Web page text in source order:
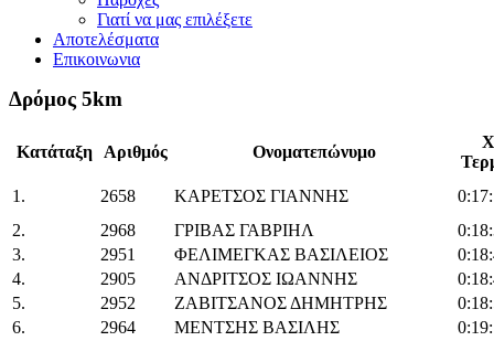
Γιατί να μας επιλέξετε
Αποτελέσματα
Επικοινωνια
Δρόμος 5km
Κατάταξη Αριθμός Ονοματεπώνυμο
1.
2658 ΚΑΡΕΤΣΟΣ ΓΙΑΝΝΗΣ
2.
2968 ΓΡΙΒΑΣ ΓΑΒΡΙΗΛ
3.
2951 ΦΕΛΙΜΕΓΚΑΣ ΒΑΣΙΛΕΙΟΣ
4.
2905 ΑΝΔΡΙΤΣΟΣ ΙΩΑΝΝΗΣ
5.
2952 ΖΑΒΙΤΣΑΝΟΣ ΔΗΜΗΤΡΗΣ
6.
2964 ΜΕΝΤΣΗΣ ΒΑΣΙΛΗΣ